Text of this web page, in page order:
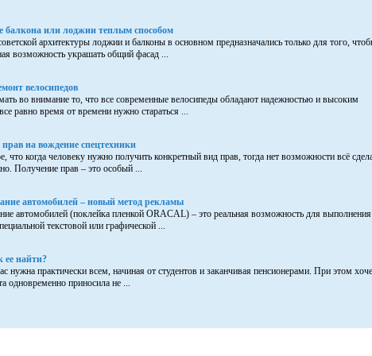
балкона или лоджии теплым способом
архитектуры лоджии и балконы в основном предназначались только для того,
возможность украшать общий фасад ...
велосипедов
во внимание то, что все современные велосипеды обладают надежностью и высоким
равно время от времени нужно стараться ...
на вождение спецтехники
что когда человеку нужно получить конкретный вид прав, тогда нет возможности всё
Получение прав – это особый ...
автомобилей – новый метод рекламы
автомобилей (поклейка пленкой ORACAL) – это реальная возможность для выполнения
текстовой или графической ...
ее найти?
нужна практически всем, начиная от студентов и заканчивая пенсионерами. При этом
одновременно приносила не ...